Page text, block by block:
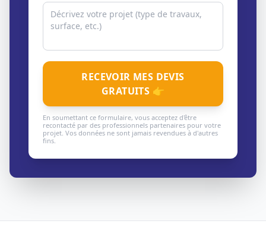
RECEVOIR MES DEVIS
GRATUITS 👉
En soumettant ce formulaire, vous acceptez d'être
recontacté par des professionnels partenaires pour votre
projet. Vos données ne sont jamais revendues à d'autres
fins.